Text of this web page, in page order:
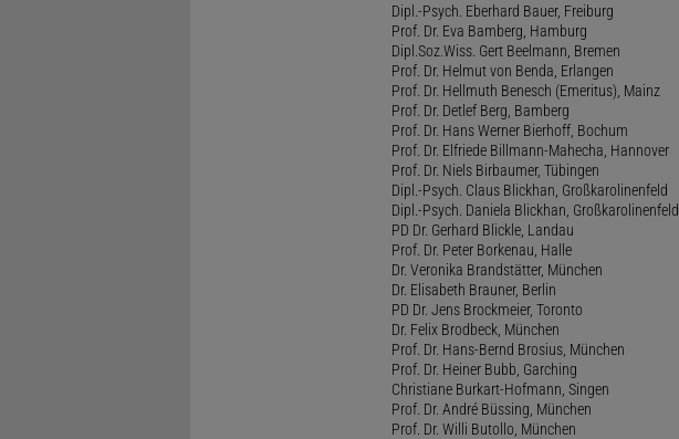
Dipl.-Psych. Eberhard Bauer, Freiburg
Prof. Dr. Eva Bamberg, Hamburg
Dipl.Soz.Wiss. Gert Beelmann, Bremen
Prof. Dr. Helmut von Benda, Erlangen
Prof. Dr. Hellmuth Benesch (Emeritus), Mainz
Prof. Dr. Detlef Berg, Bamberg
Prof. Dr. Hans Werner Bierhoff, Bochum
Prof. Dr. Elfriede Billmann-Mahecha, Hannover
Prof. Dr. Niels Birbaumer, Tübingen
Dipl.-Psych. Claus Blickhan, Großkarolinenfeld
Dipl.-Psych. Daniela Blickhan, Großkarolinenfeld
PD Dr. Gerhard Blickle, Landau
Prof. Dr. Peter Borkenau, Halle
Dr. Veronika Brandstätter, München
Dr. Elisabeth Brauner, Berlin
PD Dr. Jens Brockmeier, Toronto
Dr. Felix Brodbeck, München
Prof. Dr. Hans-Bernd Brosius, München
Prof. Dr. Heiner Bubb, Garching
Christiane Burkart-Hofmann, Singen
Prof. Dr. André Büssing, München
Prof. Dr. Willi Butollo, München